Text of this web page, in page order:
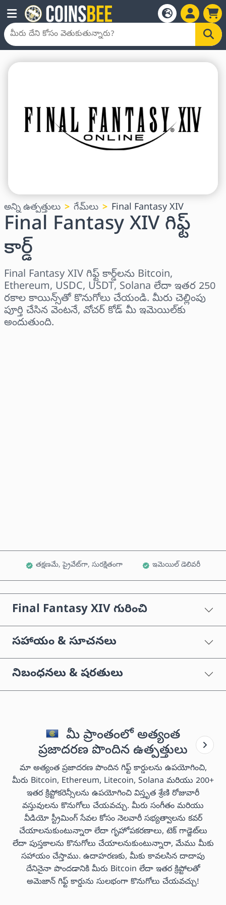
అన్ని ఉత్పత్తులు గేమ్‌లు Final Fantasy XIV
Final Fantasy XIV గిఫ్ట్
కార్డ్
Final Fantasy XIV గిఫ్ట్ కార్డ్‌లను Bitcoin,
Ethereum, USDC, USDT, Solana లేదా ఇతర 250
రకాల కాయిన్స్‌తో కొనుగోలు చేయండి. మీరు చెల్లింపు
పూర్తి చేసిన వెంటనే, వోచర్ కోడ్ మీ ఇమెయిల్‌కు
అందుతుంది.
తక్షణమే, ప్రైవేట్‌గా, సురక్షితంగా ఇమెయిల్ డెలివరీ
Final Fantasy XIV గురించి
సహాయం & సూచనలు
నిబంధనలు & షరతులు
మీ ప్రాంతంలో అత్యంత
ప్రజాదరణ పొందిన ఉత్పత్తులు
మా అత్యంత ప్రజాదరణ పొందిన గిఫ్ట్ కార్డులను ఉపయోగించి,
మీరు Bitcoin, Ethereum, Litecoin, Solana మరియు 200+
ఇతర క్రిప్టోకరెన్సీలను ఉపయోగించి విస్తృత శ్రేణి రోజువారీ
వస్తువులను కొనుగోలు చేయవచ్చు. మీరు సంగీతం మరియు
వీడియో స్ట్రీమింగ్ సేవల కోసం నెలవారీ సభ్యత్వాలను కవర్
చేయాలనుకుంటున్నారా లేదా గృహోపకరణాలు, టెక్ గాడ్జెట్‌లు
లేదా పుస్తకాలను కొనుగోలు చేయాలనుకుంటున్నారా, మేము మీకు
సహాయం చేస్తాము. ఉదాహరణకు, మీకు కావలసిన దాదాపు
దేనినైనా పొందడానికి మీరు Bitcoin లేదా ఇతర క్రిప్టోలతో
అమెజాన్ గిఫ్ట్ కార్డును సులభంగా కొనుగోలు చేయవచ్చు!